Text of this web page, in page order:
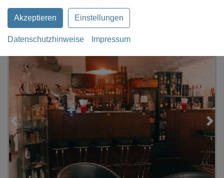
Akzeptieren Einstellungen
Datenschutzhinweise Impressum
Frankfurt am Main
Loading...